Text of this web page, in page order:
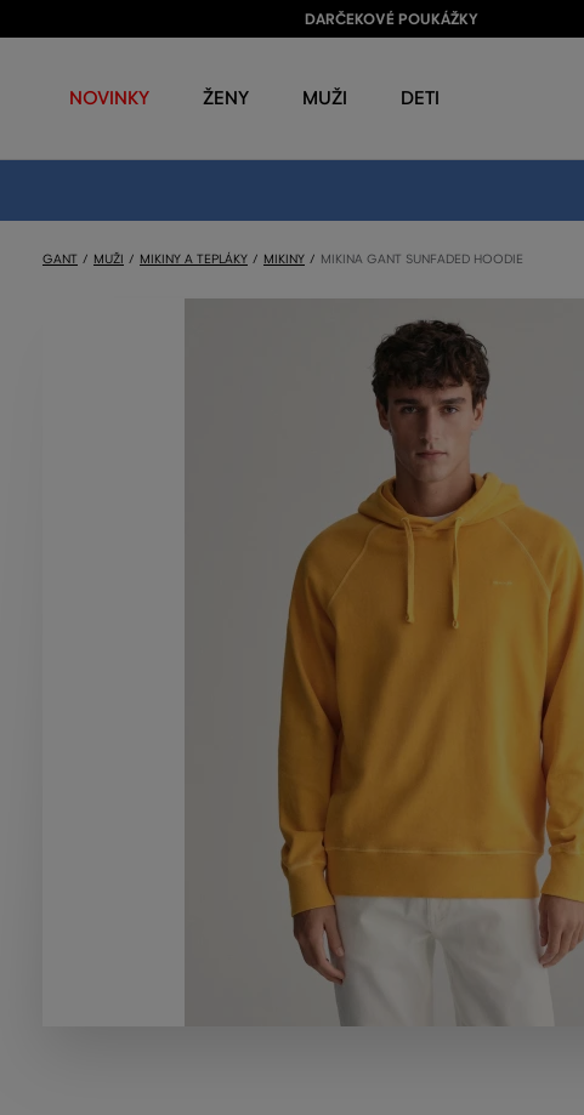
DARČEKOVÉ POUKÁŽKY
NOVINKY ŽENY MUŽI DETI
GANT MUŽI MIKINY A TEPLÁKY MIKINY MIKINA GANT SUNFADED HOODIE